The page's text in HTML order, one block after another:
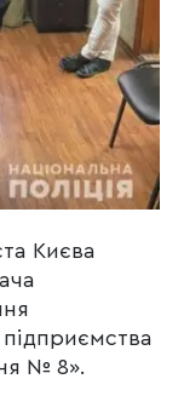
Києва
№ 8».